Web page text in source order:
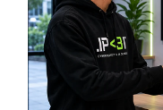
Connexion
Connectez-vous à
produits à votre liste
précédemment